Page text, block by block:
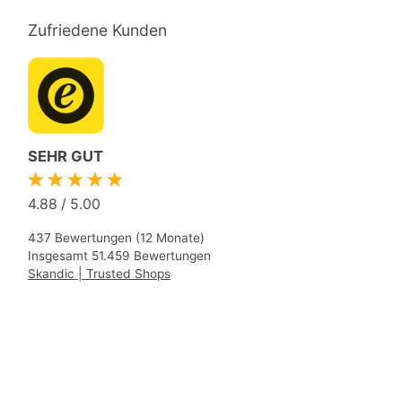
Zufriedene Kunden
SEHR GUT
★★★★★
4.88 / 5.00
437 Bewertungen (12 Monate)
Insgesamt 51.459 Bewertungen
Skandic | Trusted Shops